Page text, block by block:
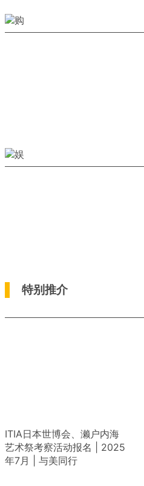
特别推介
ITIA日本世博会、濑户内海
艺术祭考察活动报名 | 2025
年7月 | 与美同行